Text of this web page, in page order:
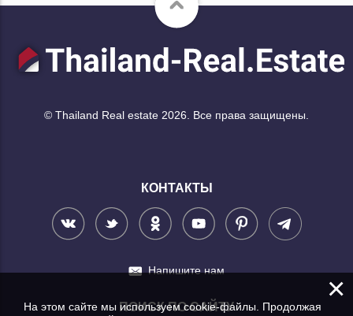
© Thailand Real estate 2026. Все права защищены.
КОНТАКТЫ
Напишите нам
ПОИСК ПО САЙТУ
×
На этом сайте мы используем cookie-файлы. Продолжая